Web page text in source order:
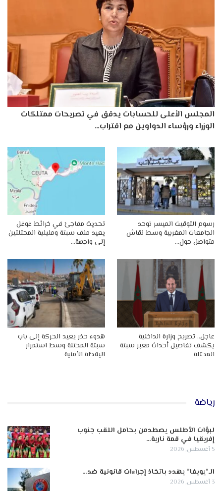
المجلس الأعلى للحسابات يدقق في تصريحات ممتلكات
الوزراء ورؤساء الدواوين مع اقتراب…
رسوم التوقيت الميسر توحد
الجامعات المغربية وسط نقاش
متواصل حول…
تحديث مفاجئ في خرائط غوغل
يعيد ملف سبتة ومليلية المحتلتين
إلى واجهة…
عاجل.. تصريح وزارة الداخلية
يكشف تفاصيل أحداث معبر سبتة
المحتلة
هدوء حذر يعيد الحركة إلى باب
سبتة المحتلة وسط استمرار
اليقظة الأمنية
رياضة
لبؤات الأطلس يصطدمن بحامل اللقب جنوب
إفريقيا في قمة نارية…
5 أغسطس, 2026
الـ”يويفا” يهدد باتخاذ إجراءات قانونية ضد…
3 أغسطس, 2026